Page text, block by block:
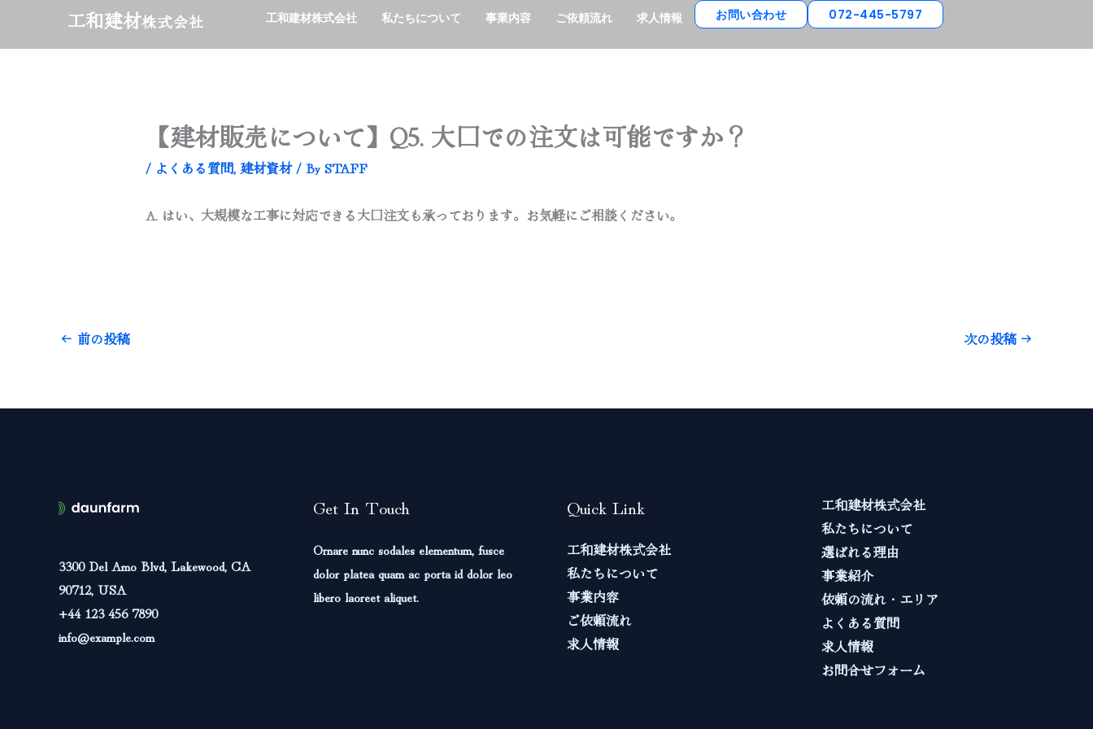
工和建材株式会社 工和建材株式会社 私たちについて 事業内容 ご依頼流れ 求人情報 お問い合わせ 072-445-5797
【建材販売について】Q5. 大口での注文は可能ですか？
/ よくある質問, 建材資材/ By STAFF
A. はい、大規模な工事に対応できる大口注文も承っております。お気軽にご相談ください。
← 前の投稿 次の投稿 →
3300 Del Amo Blvd, Lakewood, CA
90712, USA
+44 123 456 7890
info@example.com
Get In Touch
Ornare nunc sodales elementum, fusce
dolor platea quam ac porta id dolor leo
libero laoreet aliquet.
Quick Link
工和建材株式会社
私たちについて
事業内容
ご依頼流れ
求人情報
工和建材株式会社
私たちについて
選ばれる理由
事業紹介
依頼の流れ・エリア
よくある質問
求人情報
お問合せフォーム